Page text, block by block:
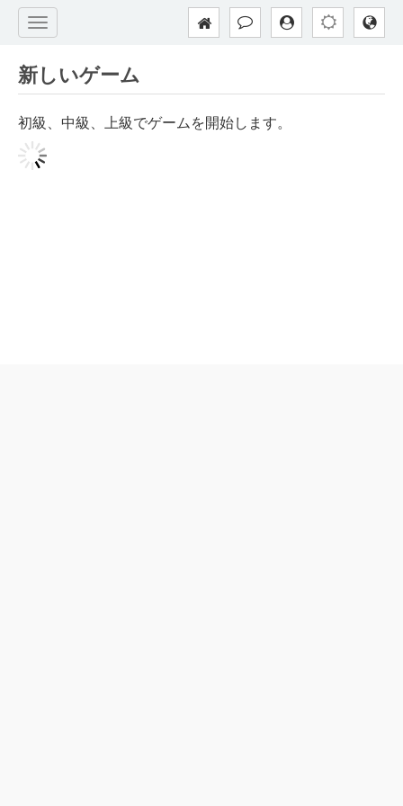
新しいゲーム
初級、中級、上級でゲームを開始します。